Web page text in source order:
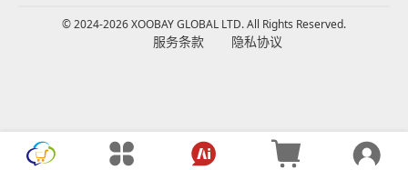
© 2024-2026 XOOBAY GLOBAL LTD. All Rights Reserved.
服务条款 隐私协议